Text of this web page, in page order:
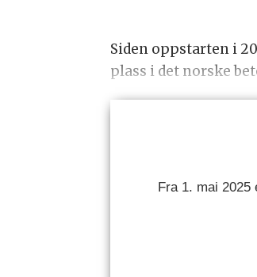
Siden oppstarten i
plass i det norske
Fra 1. mai 2025